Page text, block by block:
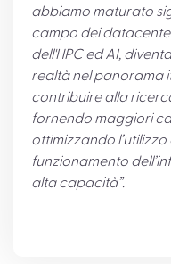
abbiamo maturato
campo dei
dell'HPC ed AI,
realtà nel panorama
contribuire alla
fornendo maggiori
ottimizzando l’utilizzo
funzionamento
alta capacità”.